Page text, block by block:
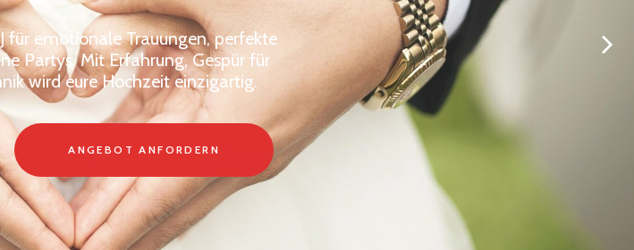
für emotionale Trauungen, perfekte
Partys. Mit Erfahrung, Gespür für
wird eure Hochzeit einzigartig.
ANGEBOT ANFORDERN